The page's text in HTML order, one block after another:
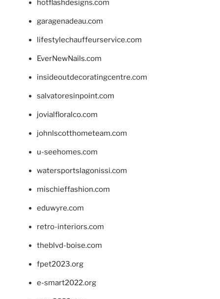
hotflashdesigns.com
garagenadeau.com
lifestylechauffeurservice.com
EverNewNails.com
insideoutdecoratingcentre.com
salvatoresinpoint.com
jovialfloralco.com
johnlscotthometeam.com
u-seehomes.com
watersportslagonissi.com
mischieffashion.com
eduwyre.com
retro-interiors.com
theblvd-boise.com
fpet2023.org
e-smart2022.org